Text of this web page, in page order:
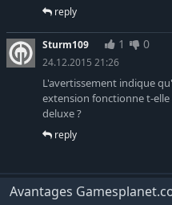
reply
Sturm109 1 0
24.12.2015 21:26
L'avertissement indique
extension fonctionne t-elle
deluxe ?
reply
Avantages